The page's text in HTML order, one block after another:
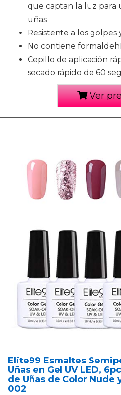
que captan la luz para
uñas
Resistente a los golpes
No contiene
Cepillo de aplicación
secado rápido de 60
Ver
Elite99 Esmaltes
Uñas en Gel UV LED,
de Uñas de Color Nude
002